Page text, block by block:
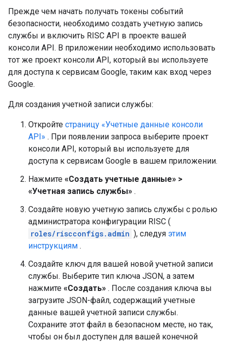
Прежде чем начать получать токены событий
безопасности, необходимо создать учетную запись
службы и включить RISC API в проекте вашей
консоли API. В приложении необходимо использовать
тот же проект консоли API, который вы используете
для доступа к сервисам Google, таким как вход через
Google.
Для создания учетной записи службы:
Откройте страницу «Учетные данные консоли
API» . При появлении запроса выберите проект
консоли API, который вы используете для
доступа к сервисам Google в вашем приложении.
Нажмите «Создать учетные данные» >
«Учетная запись службы» .
Создайте новую учетную запись службы с ролью
администратора конфигурации RISC (
roles/riscconfigs.admin ), следуя этим
инструкциям .
Создайте ключ для вашей новой учетной записи
службы. Выберите тип ключа JSON, а затем
нажмите «Создать» . После создания ключа вы
загрузите JSON-файл, содержащий учетные
данные вашей учетной записи службы.
Сохраните этот файл в безопасном месте, но так,
чтобы он был доступен для вашей конечной